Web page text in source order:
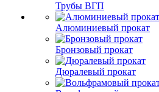
Трубы ВГП
Алюминиевый прокат
Бронзовый прокат
Дюралевый прокат